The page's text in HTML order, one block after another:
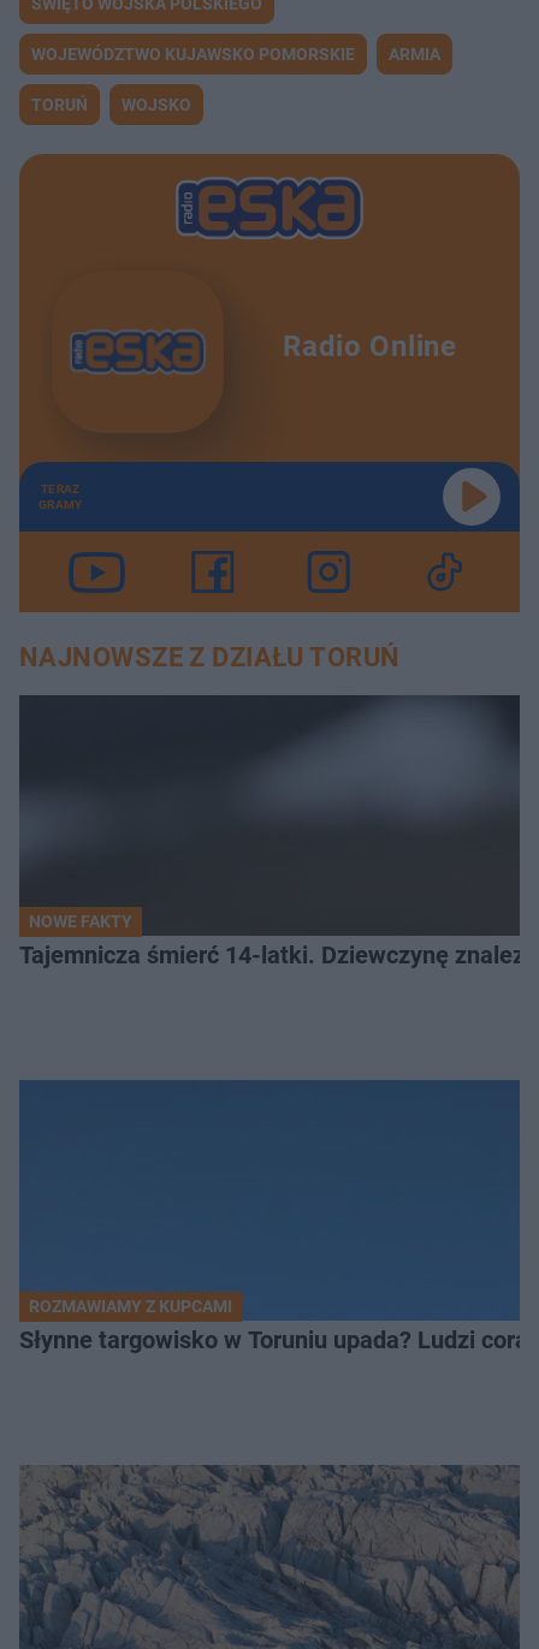
WOJEWÓDZTWO KUJAWSKO POMORSKIE ARMIA
TORUŃ WOJSKO
Radio Online
TERAZ
GRAMY
NAJNOWSZE Z DZIAŁU TORUŃ
NOWE FAKTY
Tajemnicza śmierć 14-latki. Dziewczynę
ROZMAWIAMY Z KUPCAMI
Słynne targowisko w Toruniu upada? Ludzi